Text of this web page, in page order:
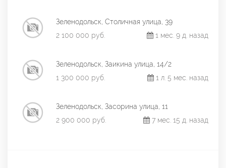
Зеленодольск, Столичная улица, 39
2 100 000 руб.
1 мес. 9 д. назад
Зеленодольск, Заикина улица, 14/2
1 300 000 руб.
1 л. 5 мес. назад
Зеленодольск, Засорина улица, 11
2 900 000 руб.
7 мес. 15 д. назад